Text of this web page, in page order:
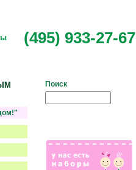
(495) 933-27-67
Поиск